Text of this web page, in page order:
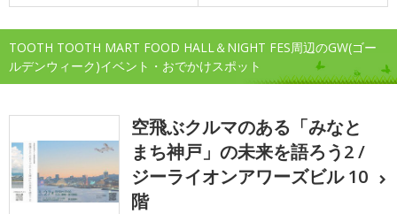
TOOTH TOOTH MART FOOD HALL＆NIGHT FES周辺のGW(ゴー
ルデンウィーク)イベント・おでかけスポット
空飛ぶクルマのある「みなと
まち神戸」の未来を語ろう2 /
ジーライオンアワーズビル 10
階